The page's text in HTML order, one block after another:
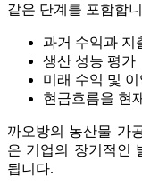
같은 단계를 포함합
과거 수익과 지
생산 성능 평가
미래 수익 및
현금흐름을 현
까오방의 농산물 가
은 기업의 장기적인
됩니다.